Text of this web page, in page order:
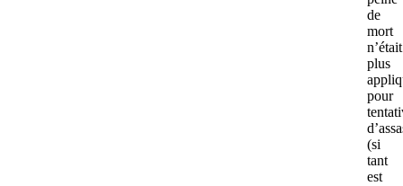
de
mort
n’était
plus
pour
(si
tant
est